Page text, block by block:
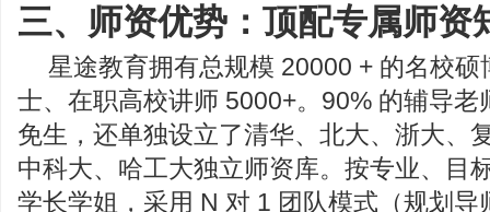
三、师资优势：顶配专属师资
星途教育拥有总规模 20000 + 的名校硕
士、在职高校讲师 5000+。90% 的辅导老
免生，还单独设立了清华、北大、浙大、
中科大、哈工大独立师资库。按专业、目
学长学姐，采用 N 对 1 团队模式（规划导